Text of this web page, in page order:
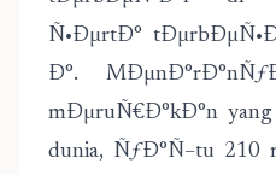
Ñ•ÐµrtÐ°
Ð°.
mÐµruÑ€Ð°kÐ°n
dunia, ÑƒÐ°Ñ–tu